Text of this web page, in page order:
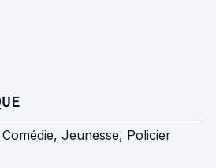
Comédie, Jeunesse, Policier